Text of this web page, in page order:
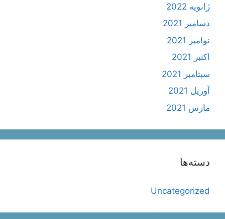
ژانویه 2022
دسامبر 2021
نوامبر 2021
اکتبر 2021
سپتامبر 2021
آوریل 2021
مارس 2021
دسته‌ها
Uncategorized